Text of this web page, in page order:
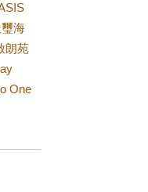
海
朗苑
One